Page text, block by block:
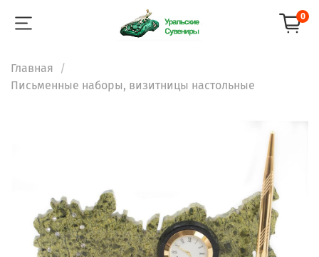
0
Главная
Письменные наборы, визитницы настольные